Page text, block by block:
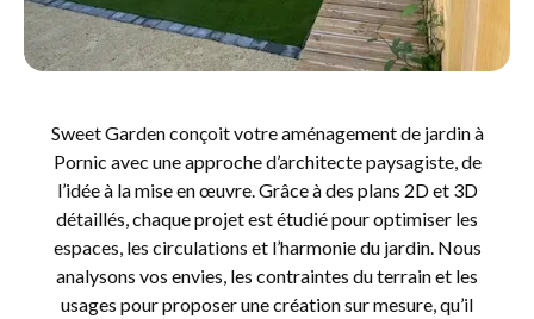
Sweet Garden conçoit votre aménagement de jardin à
Pornic avec une approche d’architecte paysagiste, de
l’idée à la mise en œuvre. Grâce à des plans 2D et 3D
détaillés, chaque projet est étudié pour optimiser les
espaces, les circulations et l’harmonie du jardin. Nous
analysons vos envies, les contraintes du terrain et les
usages pour proposer une création sur mesure, qu’il